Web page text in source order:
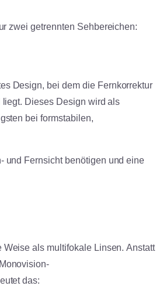
zwei getrennten Sehbereichen:
Design, bei dem die Fernkorrektur
liegt. Dieses Design wird als
bei formstabilen,
und Fernsicht benötigen und eine
als multifokale Linsen. Anstatt
das: